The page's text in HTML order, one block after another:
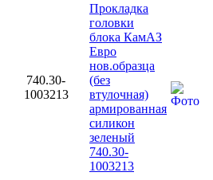
740.30-
1003213
Прокладка
головки
блока КамАЗ
Евро
нов.образца
(без
втулочная)
армированная
силикон
зеленый
740.30-
1003213